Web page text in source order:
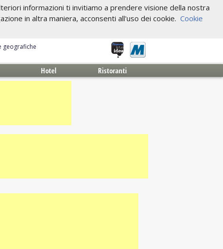
informazioni ti invitiamo a prendere visione della nostra
in altra maniera, acconsenti all'uso dei cookie. Cookie
geografiche
Hotel Ristoranti